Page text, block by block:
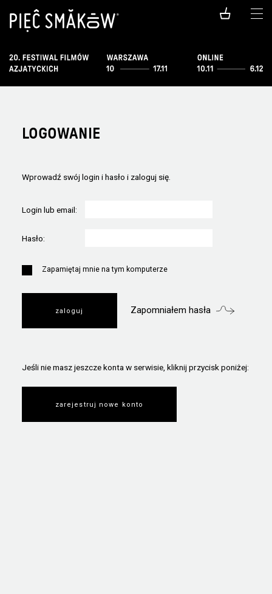
LOGOWANIE
Wprowadź swój login i hasło i zaloguj się.
Login lub email:
Hasło:
Zapamiętaj mnie na tym komputerze
Zapomniałem hasła
Jeśli nie masz jeszcze konta w serwisie, kliknij przycisk poniżej:
zarejestruj nowe konto